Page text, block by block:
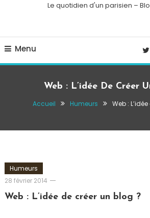
Le quotidien d'un parisien –
Menu
Web : L’idée De Créer
Accueil Humeurs Web :
Humeurs
28 février 2014
Romain-
Paris
Web : L’idée de créer un blog ?